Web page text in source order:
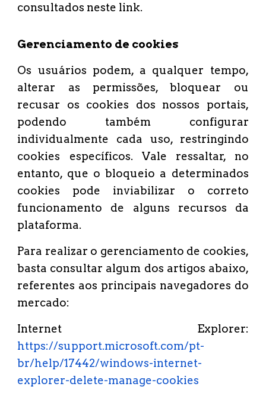
consultados neste link.
Gerenciamento de cookies
Os usuários podem, a qualquer tempo,
alterar as permissões, bloquear ou
recusar os cookies dos nossos portais,
podendo também configurar
individualmente cada uso, restringindo
cookies específicos. Vale ressaltar, no
entanto, que o bloqueio a determinados
cookies pode inviabilizar o correto
funcionamento de alguns recursos da
plataforma.
Para realizar o gerenciamento de cookies,
basta consultar algum dos artigos abaixo,
referentes aos principais navegadores do
mercado:
Internet Explorer:
https://support.microsoft.com/pt-
br/help/17442/windows-internet-
explorer-delete-manage-cookies